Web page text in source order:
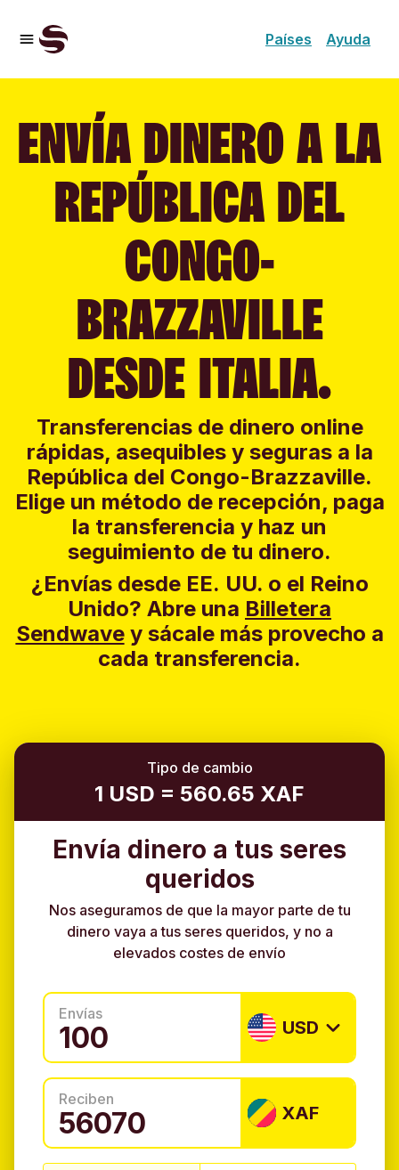
Países Ayuda
ENVÍA DINERO A LA
REPÚBLICA DEL
CONGO-
BRAZZAVILLE
DESDE ITALIA.
Transferencias de dinero online
rápidas, asequibles y seguras a la
República del Congo-Brazzaville.
Elige un método de recepción, paga
la transferencia y haz un
seguimiento de tu dinero.
¿Envías desde EE. UU. o el Reino
Unido? Abre una Billetera
Sendwavey sácale más provecho a
cada transferencia.
Tipo de cambio
1 USD = 560.65 XAF
Envía dinero a tus seres
queridos
Nos aseguramos de que la mayor parte de tu
dinero vaya a tus seres queridos, y no a
elevados costes de envío
Envías
USD
Reciben
XAF